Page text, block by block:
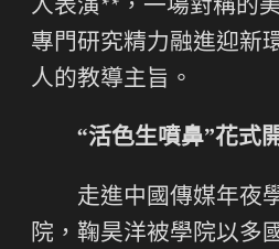
人表演**，一場對稱的
專門研究精力融進迎新
人的教導主旨。
“活色生噴鼻”花式
走進中國傳媒年夜
院，鞠昊洋被學院以多